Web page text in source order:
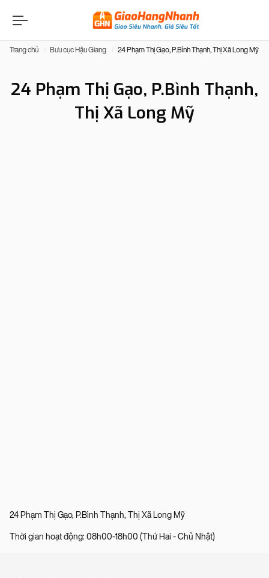
Trang chủ Bưu cục Hậu Giang 24 Phạm Thị Gạo, P.Bình Thạnh, Thị Xã Long Mỹ
24 Phạm Thị Gạo, P.Bình Thạnh,
Thị Xã Long Mỹ
24 Phạm Thị Gạo, P.Bình Thạnh, Thị Xã Long Mỹ
Thời gian hoạt động: 08h00-18h00 (Thứ Hai - Chủ Nhật)